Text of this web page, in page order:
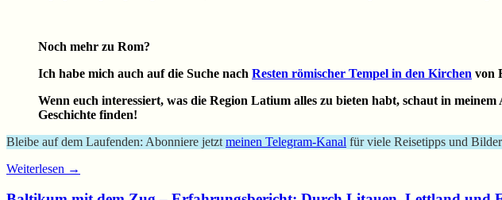
Noch mehr zu Rom?
Ich habe mich auch auf die Suche nach Resten römischer Tempel in den Kirchen von
Wenn euch interessiert, was die Region Latium alles zu bieten habt, schaut in
Geschichte finden!
Bleibe auf dem Laufenden: Abonniere jetzt meinen Telegram-Kanal für viele Reisetipps und
Weiterlesen →